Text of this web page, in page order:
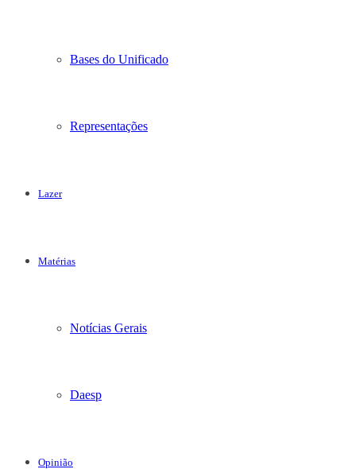
Bases do Unificado
Representações
Lazer
Matérias
Notícias Gerais
Daesp
Opinião